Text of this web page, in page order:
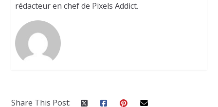
rédacteur en chef de Pixels Addict.
Share This Post: